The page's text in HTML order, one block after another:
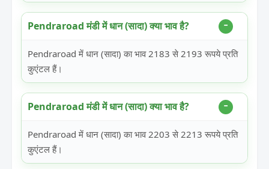
Pendraroad मंडी में धान (सादा) क्या भाव है?
Pendraroad में धान (सादा) का भाव 2183 से 2193 रूपये प्रति
कुएंटल हैं।
Pendraroad मंडी में धान (सादा) क्या भाव है?
Pendraroad में धान (सादा) का भाव 2203 से 2213 रूपये प्रति
कुएंटल हैं।